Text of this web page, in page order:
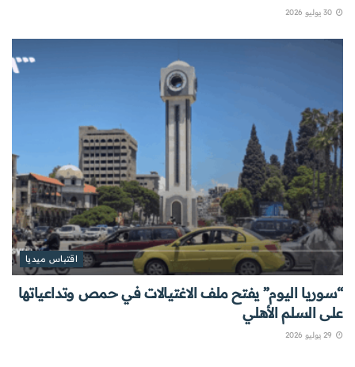
اقتباس ميديا
“سوريا اليوم” يفتح ملف الاغتيالات في حمص وتداعياتها
على السلم الأهلي